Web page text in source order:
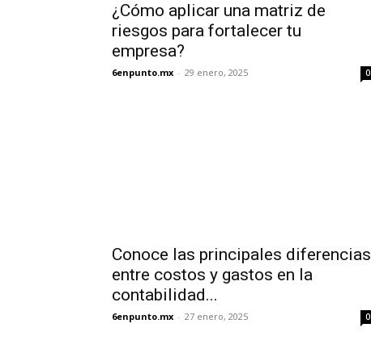
¿Cómo aplicar una matriz de
riesgos para fortalecer tu
empresa?
6enpunto.mx - 29 enero, 2025 0
Conoce las principales diferencias
entre costos y gastos en la
contabilidad...
6enpunto.mx - 27 enero, 2025 0